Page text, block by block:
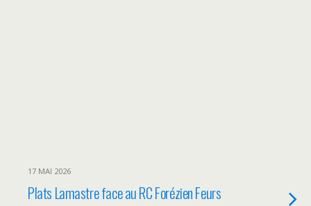
17 MAI 2026
Plats Lamastre face au RC Forézien Feurs